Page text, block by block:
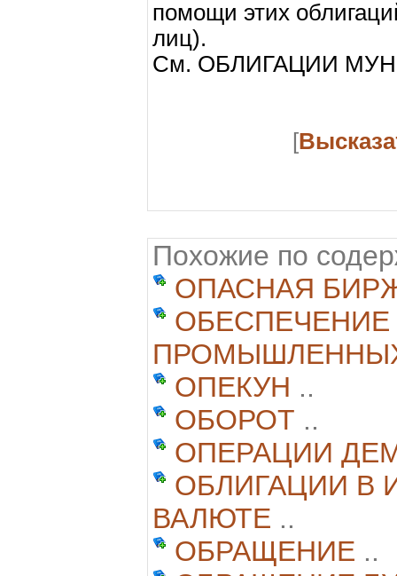
помощи этих
лиц).
См. ОБЛИГАЦИИ
[
Похожие по
ОПАСНАЯ
ОБЕСПЕЧЕНИЕ
ОПЕКУН ..
ОБОРОТ ..
ОПЕРАЦИИ
ОБЛИГАЦИИ В
ВАЛЮТЕ ..
ОБРАЩЕНИЕ ..